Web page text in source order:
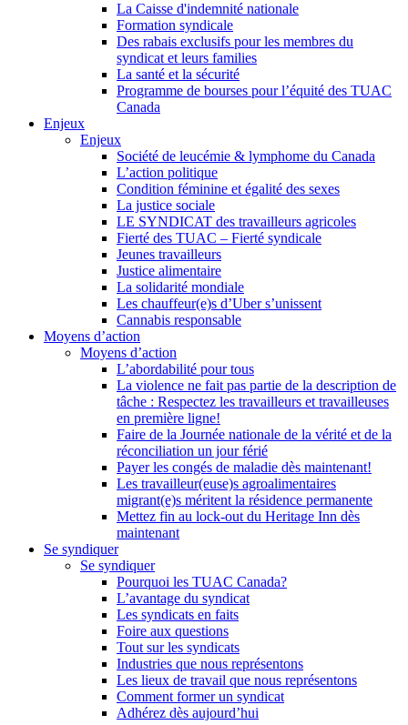
La Caisse d'indemnité nationale
Formation syndicale
Des rabais exclusifs pour les membres du
syndicat et leurs families
La santé et la sécurité
Programme de bourses pour l’équité des TUAC
Canada
Enjeux
Enjeux
Société de leucémie & lymphome du Canada
L’action politique
Condition féminine et égalité des sexes
La justice sociale
LE SYNDICAT des travailleurs agricoles
Fierté des TUAC – Fierté syndicale
Jeunes travailleurs
Justice alimentaire
La solidarité mondiale
Les chauffeur(e)s d’Uber s’unissent
Cannabis responsable
Moyens d’action
Moyens d’action
L’abordabilité pour tous
La violence ne fait pas partie de la description de
tâche : Respectez les travailleurs et travailleuses
en première ligne!
Faire de la Journée nationale de la vérité et de la
réconciliation un jour férié
Payer les congés de maladie dès maintenant!
Les travailleur(euse)s agroalimentaires
migrant(e)s méritent la résidence permanente
Mettez fin au lock-out du Heritage Inn dès
maintenant
Se syndiquer
Se syndiquer
Pourquoi les TUAC Canada?
L’avantage du syndicat
Les syndicats en faits
Foire aux questions
Tout sur les syndicats
Industries que nous représentons
Les lieux de travail que nous représentons
Comment former un syndicat
Adhérez dès aujourd’hui